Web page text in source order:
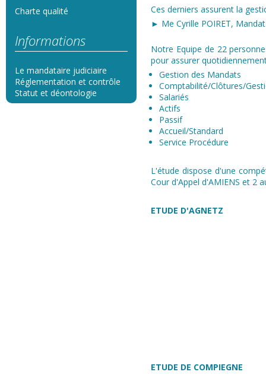
Charte qualité
Informations
Le mandataire judiciaire
Réglementation et contrôle
Statut et déontologie
Ces derniers assurent la
► Me Cyrille POIRET,
Notre Equipe de 22
pour assurer
Gestion des Mandats
Comptabilité/Clôtures/
Salariés​
Actifs
Passif
Accueil/Standard
Service Procédure
L'étude dispose d'une
Cour d'Appel d'AMIENS et 2
ETUDE D'AGNETZ
ETUDE DE COMPIEGNE